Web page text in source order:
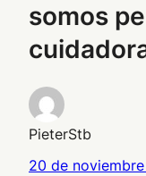
somos
PieterStb
20 de